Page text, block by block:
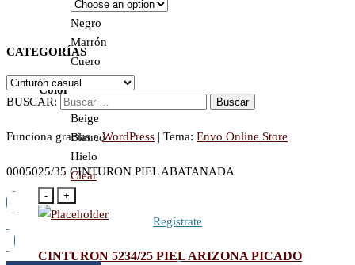
Color
Negro
Marrón
Cuero
Rojo
Marino
Beige
Blanco
Hielo
Clear
- +
CINTURON 5234/25 PIEL ARIZONA PICADO
CATEGORÍAS
BUSCAR:
Funciona gracias aWordPress | Tema: Envo Online Store
0005025/35 CINTURON PIEL ABATANADA
Regístrate